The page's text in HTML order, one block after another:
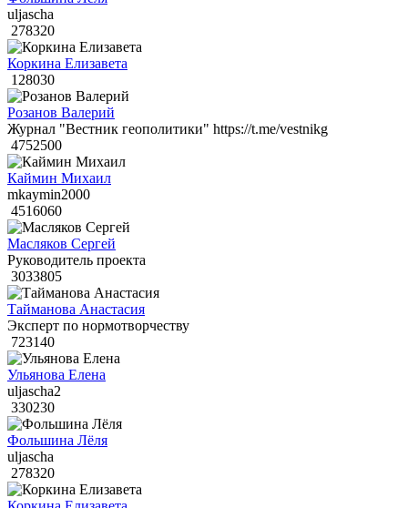
uljascha
278320
Коркина Елизавета
128030
Розанов Валерий
Журнал "Вестник геополитики" https://t.me/vestnikg
4752500
Каймин Михаил
mkaymin2000
4516060
Масляков Сергей
Руководитель проекта
3033805
Тайманова Анастасия
Эксперт по нормотворчеству
723140
Ульянова Елена
uljascha2
330230
Фольшина Лёля
uljascha
278320